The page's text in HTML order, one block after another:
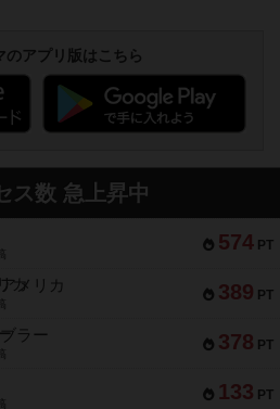
のアプリ版はこちら
ス数 急上昇中
574 PT
389 PT
メリカ
378 PT
ラー
133 PT